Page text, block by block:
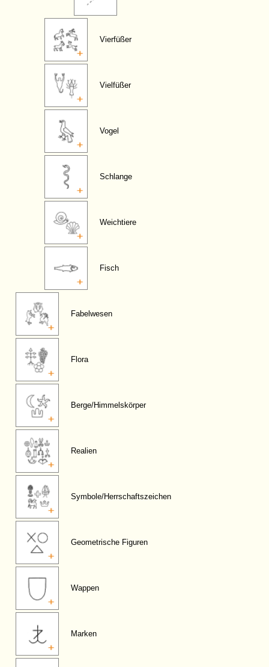
Vierfüßer
Vielfüßer
Vogel
Schlange
Weichtiere
Fisch
Fabelwesen
Flora
Berge/Himmelskörper
Realien
Symbole/Herrschaftszeichen
Geometrische Figuren
Wappen
Marken